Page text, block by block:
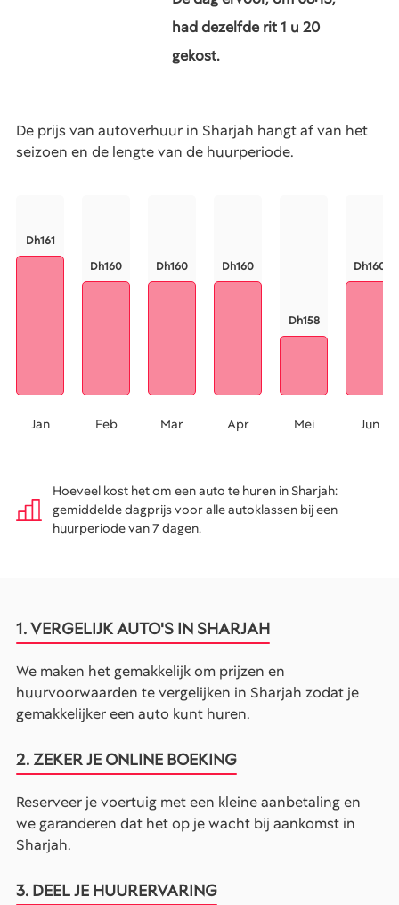
had dezelfde rit 1 u 20
gekost.
De prijs van autoverhuur in Sharjah hangt af van het
seizoen en de lengte van de huurperiode.
Dh161
Dh160
Dh160 Dh160
Dh158
Dh160
Jan Feb Mar Apr Mei Jun
Hoeveel kost het om een auto te huren in Sharjah:
gemiddelde dagprijs voor alle autoklassen bij een
huurperiode van 7 dagen.
1. VERGELIJK AUTO'S IN SHARJAH
We maken het gemakkelijk om prijzen en
huurvoorwaarden te vergelijken in Sharjah zodat je
gemakkelijker een auto kunt huren.
2. ZEKER JE ONLINE BOEKING
Reserveer je voertuig met een kleine aanbetaling en
we garanderen dat het op je wacht bij aankomst in
Sharjah.
3. DEEL JE HUURERVARING